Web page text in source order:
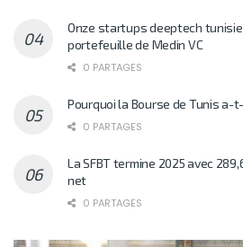
Onze startups deeptech
portefeuille de Medin VC
0 PARTAGES
Pourquoi la Bourse de Tunis a-
0 PARTAGES
La SFBT termine 2025 avec
net
0 PARTAGES